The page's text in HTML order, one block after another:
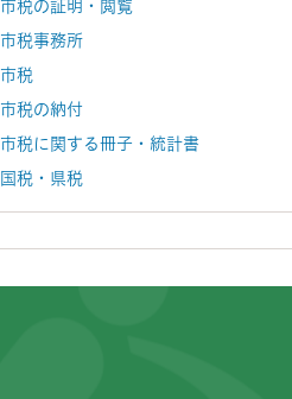
市税の証明・閲覧
市税事務所
市税
市税の納付
市税に関する冊子・統計書
国税・県税